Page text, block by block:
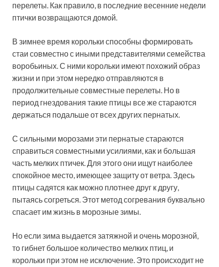
перелеты. Как правило, в последние весенние недели
птички возвращаются домой.
В зимнее время корольки способны формировать
стаи совместно с иными представителями семейства
воробьиных. С ними корольки имеют похожий образ
жизни и при этом нередко отправляются в
продолжительные совместные перелеты. Но в
период гнездования такие птицы все же стараются
держаться подальше от всех других пернатых.
С сильными морозами эти пернатые стараются
справиться совместными усилиями, как и большая
часть мелких птичек. Для этого они ищут наиболее
спокойное место, имеющее защиту от ветра. Здесь
птицы садятся как можно плотнее друг к другу,
пытаясь согреться. Этот метод согревания буквально
спасает им жизнь в морозные зимы.
Но если зима выдается затяжной и очень морозной,
то гибнет большое количество мелких птиц, и
корольки при этом не исключение. Это происходит не